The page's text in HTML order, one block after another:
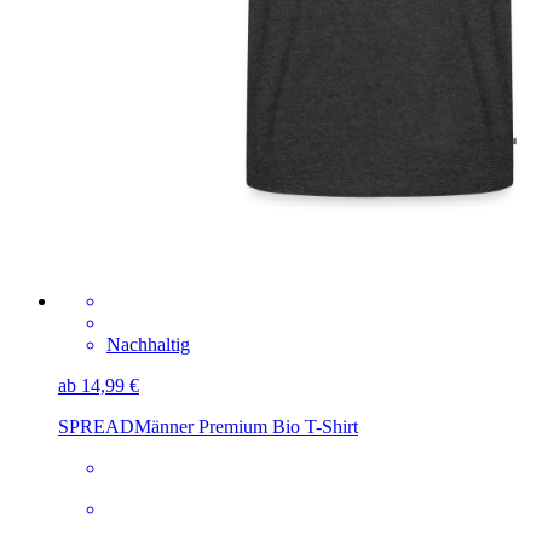
Nachhaltig
ab 14,99 €
SPREADMänner Premium Bio T-Shirt